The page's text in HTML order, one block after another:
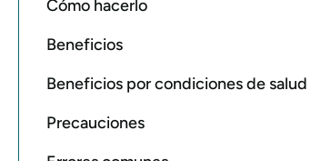
Cómo hacerlo
Beneficios
Beneficios por condiciones de salud
Precauciones